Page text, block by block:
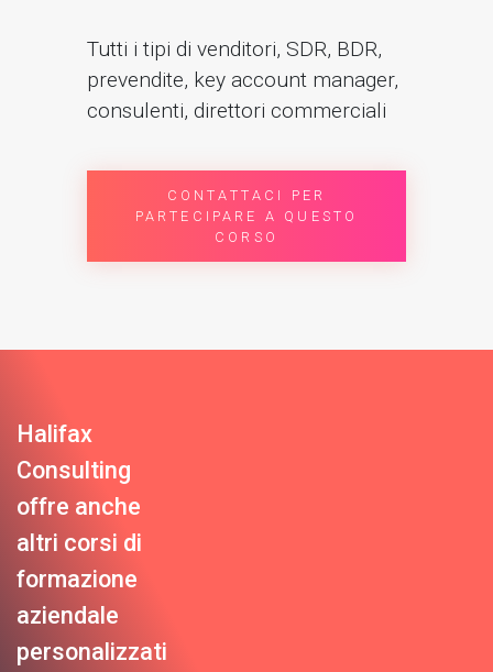
Tutti i tipi di venditori, SDR, BDR,
prevendite, key account manager,
consulenti, direttori commerciali
CONTATTACI PER
PARTECIPARE A QUESTO
CORSO
Halifax
Consulting
offre anche
altri corsi di
formazione
aziendale
personalizzati